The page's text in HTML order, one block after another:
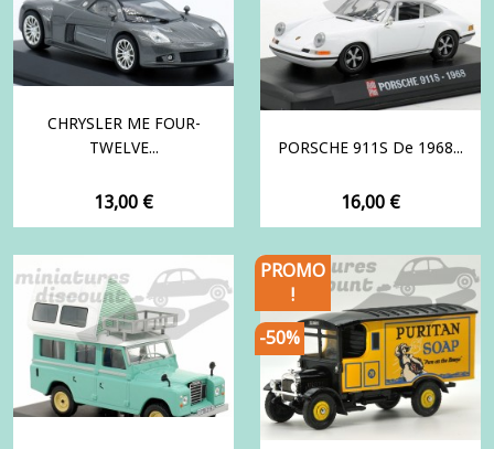
CHRYSLER ME FOUR-
TWELVE...
Prix
13,00 €
PORSCHE 911S De 1968...
Prix
16,00 €
PROMO
!
-50%